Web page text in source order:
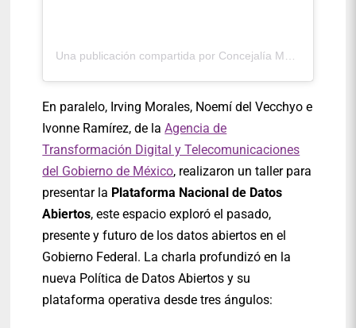
En paralelo, Irving Morales, Noemí del Vecchyo e
Ivonne Ramírez, de laAgencia de
Transformación Digital y Telecomunicaciones
del Gobierno de México, realizaron un taller para
presentar la Plataforma Nacional de Datos
Abiertos, este espacio exploró el pasado,
presente y futuro de los datos abiertos en el
Gobierno Federal. La charla profundizó en la
nueva Política de Datos Abiertos y su
plataforma operativa desde tres ángulos: